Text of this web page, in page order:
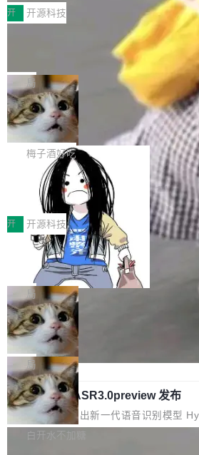
持续开源更多基于UCL-Engine的高性能
件。 腾讯网平团队在UCL-MPComm中实
个独立于业务线程的全局通信引擎（
经开始引入 AI Coding 工具，通过调用公
型或企业内部部署模型提升研发效率。但
Coding 从个人辅助工具逐步走向团队级
级应用，企业在规模化落地过程中，对安
可控性和代码质量提出了更高要求。 首先
安全与合规要求。对于大多数普通研发场
有云模型能够满足快速试用和效率提升的
但对于金融、能源、医疗等对数据安全要
智能应用典型案例名单》，集中展示人工
各领域的应用成果，覆盖技术底座、行业
产品应用、支撑保障、专题等五大方向。
AI算力网关（AI创新平台）成功入选！ 随
各业的Agent走向规模化建设，算力构成
渐丰富，用户关注的重点也在发生变化：
让AI用起来，还要进一步看清混合算力时
Token花在哪里、算力是否被充分利用，
续增长的AI成本该如何优化。 深信服AI算
正是围绕这些实际问题，从Token治理和
理两个方面，让用户的每一份算力都看得
得住、用得稳、省得下、更安全！ 一、从
始，Token使用一目...
开 开源科技
Jeff Dean 离开 Google：一个时代的
束，一个实验室的开始
Google 员工编号 20。MapReduce 作者
Bigtable 作者之一。TensorFlow 的作者
Gemini 的架构师。Google 首席科学家
ean 在 Google 工作了 27 年后，宣布离
不是一个人走。一同离开的还有 Sanjay
wat（Google 员工编号 23，Jeff Dean
年的编程搭档，MapReduce 和 Bigtable
作者）、Quoc Le（Google 大脑核心成
q2Seq 和 DocAI 的共同发明人）以及
yals（Gemini 联合负责人，AlphaSta...
局
🔥 SolonCode v2026.8.4 发布：界面
字体可调、22 种语言、记忆搜索增强
打开终端就能上岗的全中文编码智能体，
把「看得清、用母语、记得住」三件事一
齐。 SolonCode 是什么 SolonCode 是
耳科技研发的企业级终端编码智能体——
中文驱动的数字员工，自主理解需求、规
骤、编写代码。不挑模型、不挑平台，
装完即用。 开源地址：Gitee · GitCode
b 安装 支持 Java 8+（8~26）、macOS
x / Windows / Harmony PC。 # macOS
x / Harmony PC curl -fsSL https://
r.org/solon...
梅子酒好吃
让“代码语义理解”深度释放AI Coding
价值潜能：华为云码道（CodeArts）
代码仓技术解析
一、代码仓深度理解技术的作用与价值
程实践中，代码仓是企业核心知识资产的
体。企业级代码仓库通常包含数十万乃至
个文件，其规模远超单次模型调用可承载
文窗口。随着项目规模的持续扩张与代码
不断累积，代码仓中的模块关系、接口契
务逻辑等关键信息往往分散于数十乃至数
件之中，形成高度复杂的知识关联网络。
代码检索手段（如关键词匹配、目录遍历
在语法层面完成文本定位，难以触及代码
内涵与结构关联，导致开发者使用代码智
理解大规模代码仓时面临显著"代码仓理解"
颈。 代码仓深度理解服务（以下简称"
e深度理解服务"）是华为云码道（
开 开源科技
一条“删库”命令跑 17 小时，算法工程
师删光 89TB 数据只为干私活
最高人民检察院8月4日公布了一起案件：
名90后算法工程师王某，为了给自己接的
服务器空间，删光了公司AI游戏部门的全
数据。 王某2024年1月入职东城区某科技
短剧部门，有互联网大厂背景。在公司内
调整期间，部门三次通知全员将数据从A集
移到B集群，王某都回复了"收到"。 他没有
数据。2024年9月3日下午4点，他使用此
的账号密码进入A集群，输入了一条被程序
称为"删库跑路"的命令——最高管理员权
局
Cloudflare 分享推理优化实践：KV ca
che 量化 + 权重压缩，吞吐量提升 4
1%，成本降 30%
Kimi 和 GLM 是当前最强的大模型系列之
它们有一个共同的问题：太吃显存了。月
的 Kimi K 系列和智谱的 GLM 都是长上下
oE 架构的大模型，好用到让人上瘾，但
存永远不够用。 Cloudflare 的 Workers
一直在跑这些模型的推理。他们在官方博
局
腾讯混元 Hy ASR3.0preview 发布
腾讯混元正式推出新一代语音识别模型
3.0preview。基于最新一代大语言模型
白开水不加糖